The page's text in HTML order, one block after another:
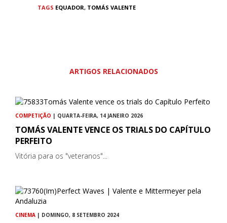
TAGS EQUADOR, TOMÁS VALENTE
ARTIGOS RELACIONADOS
COMPETIÇÃO | QUARTA-FEIRA, 14 JANEIRO 2026
TOMÁS VALENTE VENCE OS TRIALS DO CAPÍTULO
PERFEITO
Vitória para os "veteranos"...
CINEMA | DOMINGO, 8 SETEMBRO 2024